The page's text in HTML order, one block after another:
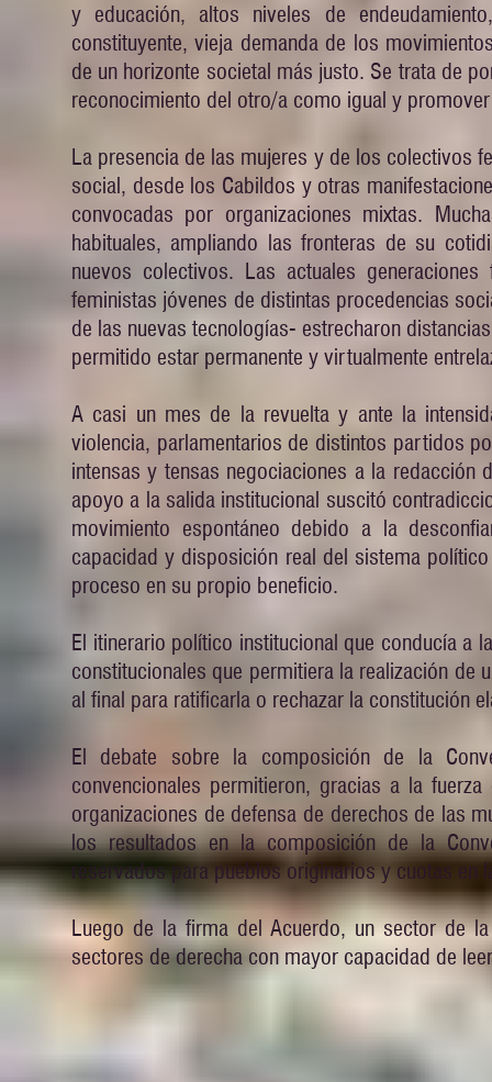
y educación, altos niveles de
constituyente, vieja demanda de los
de un horizonte societal más justo. Se trata de
reconocimiento del otro/a como igual y
La presencia de las mujeres y de los colectivos
social, desde los Cabildos y otras
convocadas por organizaciones mixtas.
habituales, ampliando las fronteras de su
nuevos colectivos. Las actuales
feministas jóvenes de distintas procedencias
de las nuevas tecnologías- estrecharon
permitido estar permanente y virtualmente
A casi un mes de la revuelta y ante la
violencia, parlamentarios de distintos partidos
intensas y tensas negociaciones a la redacción
apoyo a la salida institucional suscitó
movimiento espontáneo debido a la
capacidad y disposición real del sistema
proceso en su propio beneficio.
El itinerario político institucional que conducía a
constitucionales que permitiera la realización de
al final para ratificarla o rechazar la constitución
El debate sobre la composición de la
convencionales permitieron, gracias a la
organizaciones de defensa de derechos de las
los resultados en la composición de la
reservados para pueblos originarios y cuotas en
Luego de la firma del Acuerdo, un sector de
sectores de derecha con mayor capacidad de